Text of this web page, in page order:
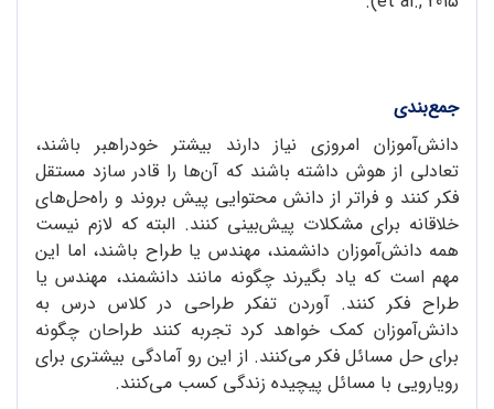
جمع‌بندی
دانش‌آموزان امروزی نیاز دارند بیشتر خودراهبر باشند،
تعادلی از هوش داشته باشند که آن‌ها را قادر سازد مستقل
فکر کنند و فراتر از دانش محتوایی پیش بروند و راه‌حل‌های
خلاقانه برای مشکلات پیش‌بینی کنند. البته که لازم نیست
همه دانش‌آموزان دانشمند، مهندس یا طراح باشند، اما این
مهم است که یاد بگیرند چگونه مانند دانشمند، مهندس یا
طراح فکر کنند. آوردن تفکر طراحی در کلاس درس به
دانش‌آموزان کمک خواهد کرد تجربه کنند طراحان چگونه
برای حل مسائل فکر می‌کنند. از این رو آمادگی بیشتری برای
رویارویی با مسائل پیچیده زندگی کسب می‌کنند.